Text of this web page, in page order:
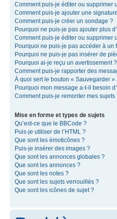
Comment puis-je éditer ou supprimer
Comment puis-je ajouter une
Comment puis-je créer un sondage ?
Pourquoi ne puis-je pas ajouter plus
Comment puis-je éditer ou supprimer
Pourquoi ne puis-je pas accéder à un
Pourquoi ne puis-je pas insérer de
Pourquoi ai-je reçu un avertissement ?
Comment puis-je rapporter des
À quoi sert le bouton « Sauvegarder
Pourquoi mon message a-t-il besoin
Comment puis-je remonter mes sujets
Mise en forme et types de sujets
Qu’est-ce que le BBCode ?
Puis-je utiliser de l’HTML ?
Que sont les émoticônes ?
Puis-je insérer des images ?
Que sont les annonces globales ?
Que sont les annonces ?
Que sont les notes ?
Que sont les sujets verrouillés ?
Que sont les icônes de sujet ?